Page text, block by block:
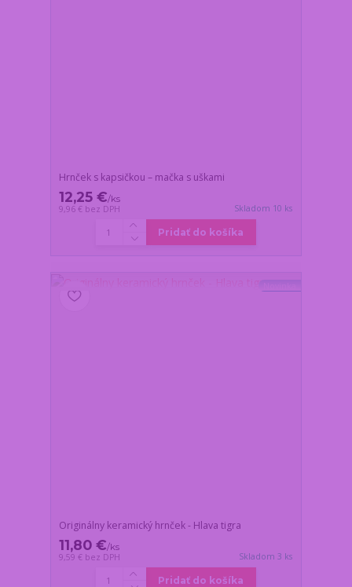
Hrnček s kapsičkou – mačka s uškami
12,25 €/ks
9,96 € bez DPH Skladom 10 ks
Pridať do košíka
Originálny keramický hrnček - Hlava tigra
11,80 €/ks
9,59 € bez DPH Skladom 3 ks
Pridať do košíka